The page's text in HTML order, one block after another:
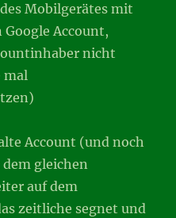
Mobilgerätes mit
Account,
nicht
mal
Account (und noch
gleichen
auf dem
zeitliche segnet und